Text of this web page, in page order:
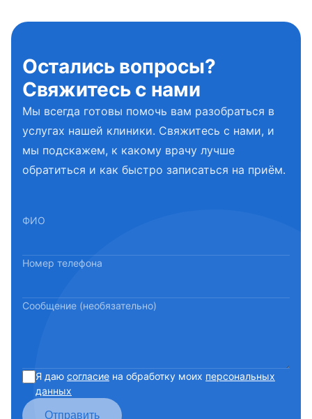
Остались вопросы?
Свяжитесь с нами
Мы всегда готовы помочь вам разобраться в
услугах нашей клиники. Свяжитесь с нами, и
мы подскажем, к какому врачу лучше
обратиться и как быстро записаться на приём.
ФИО
Номер телефона
Сообщение (необязательно)
Я даю согласие на обработку моих персональных
данных
Отправить